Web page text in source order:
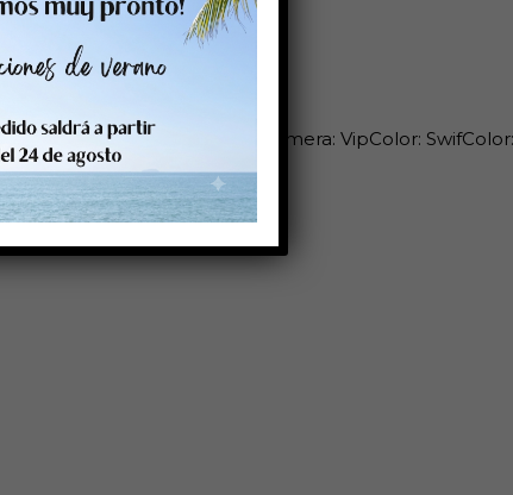
Epson Colorwork: Sato: Primera: VipColor: